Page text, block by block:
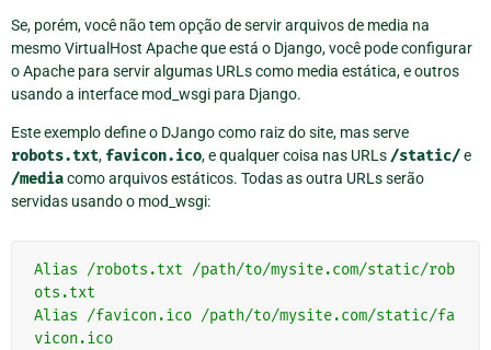
Se, porém, você não tem opção de servir arquivos de media na
mesmo VirtualHost Apache que está o Django, você pode configurar
o Apache para servir algumas URLs como media estática, e outros
usando a interface mod_wsgi para Django.
Este exemplo define o DJango como raiz do site, mas serve
robots.txt, favicon.ico, e qualquer coisa nas URLs /static/e
/mediacomo arquivos estáticos. Todas as outra URLs serão
servidas usando o mod_wsgi:
Alias /robots.txt /path/to/mysite.com/static/rob
ots.txt
Alias /favicon.ico /path/to/mysite.com/static/fa
vicon.ico